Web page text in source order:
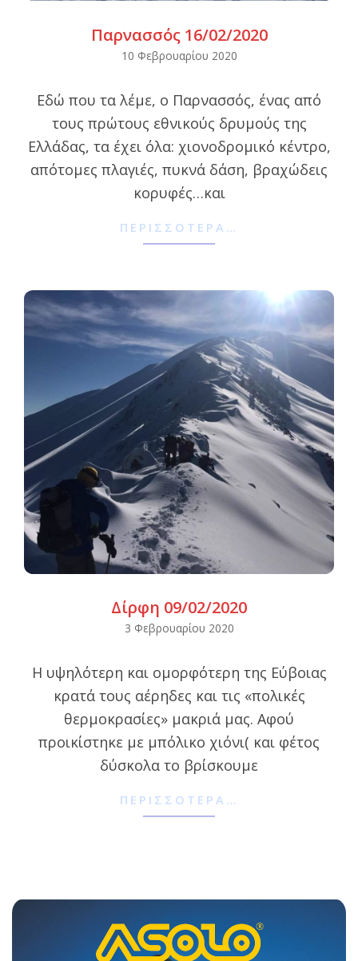
Παρνασσός 16/02/2020
10
10 Φεβρουαρίου 2020
Εδώ που τα λέμε, ο Παρνασσός, ένας από
τους πρώτους εθνικούς δρυμούς της
Ελλάδας, τα έχει όλα: χιονοδρομικό κέντρο,
απότομες πλαγιές, πυκνά δάση, βραχώδεις
κορυφές…και
ΠΕΡΙΣΣΌΤΕΡΑ…
Δίρφη 09/02/2020
03
3 Φεβρουαρίου 2020
Η υψηλότερη και ομορφότερη της Εύβοιας
κρατά τους αέρηδες και τις «πολικές
θερμοκρασίες» μακριά μας. Αφού
προικίστηκε με μπόλικο χιόνι( και φέτος
δύσκολα το βρίσκουμε
ΠΕΡΙΣΣΌΤΕΡΑ…